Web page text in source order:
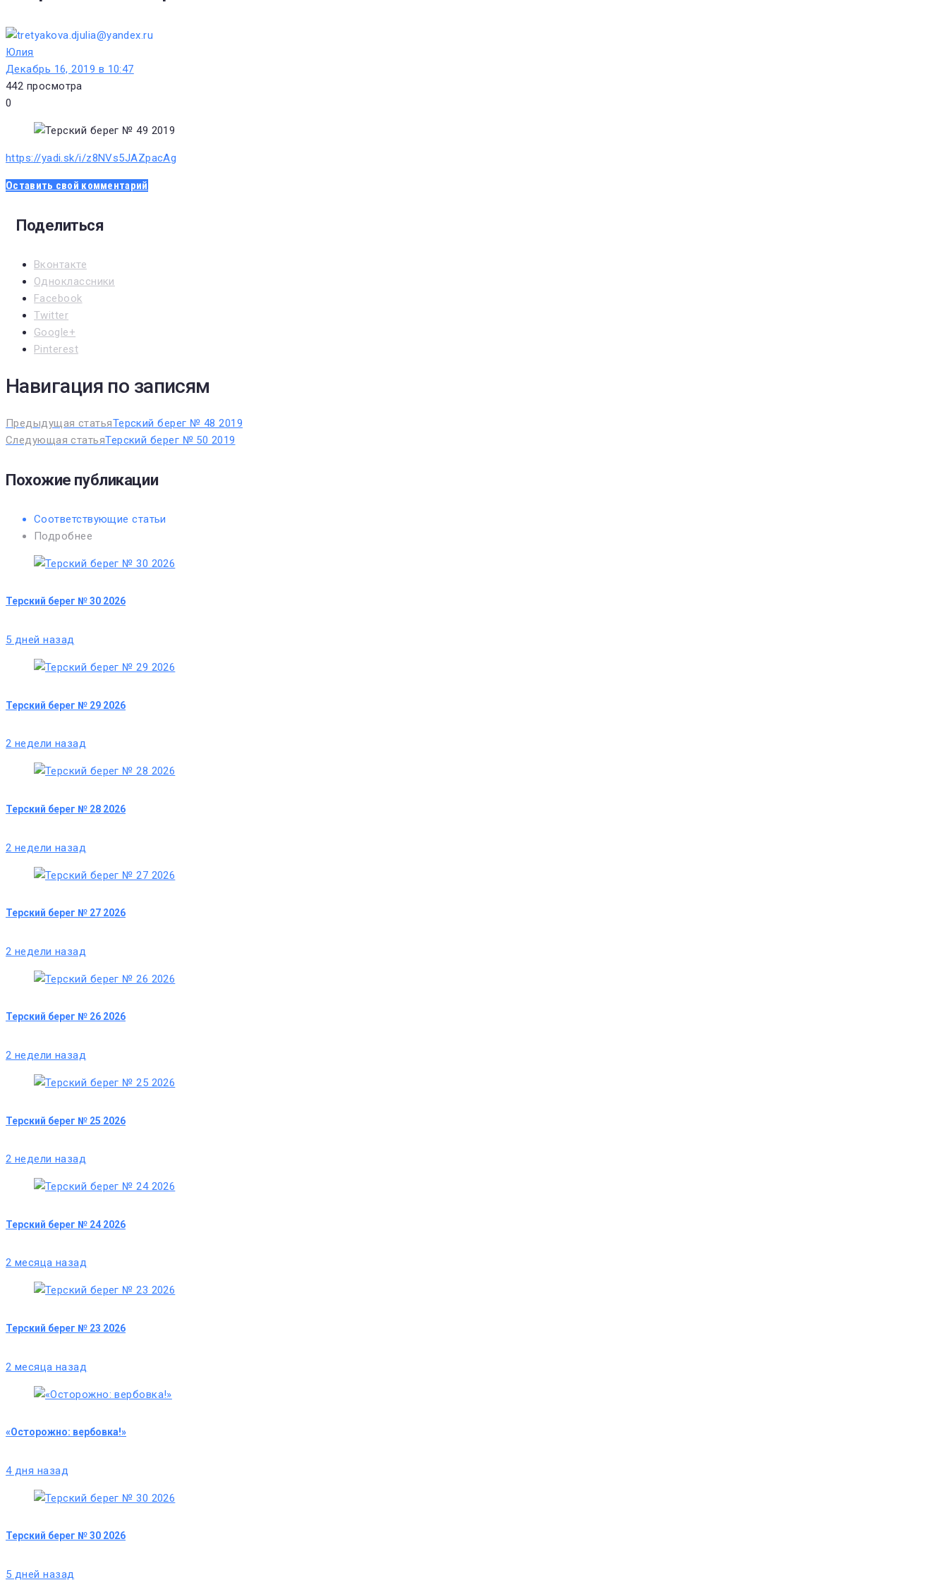
Юлия
Декабрь 16, 2019 в 10:47
442 просмотра
0
https://yadi.sk/i/z8NVs5JAZpacAg
Оставить свой комментарий
Поделиться
Вконтакте
Одноклассники
Facebook
Twitter
Google+
Pinterest
Навигация по записям
Предыдущая статьяТерский берег № 48 2019
Следующая статьяТерский берег № 50 2019
Похожие публикации
Соответствующие статьи
Подробнее
Терский берег № 30 2026
5 дней назад
Терский берег № 29 2026
2 недели назад
Терский берег № 28 2026
2 недели назад
Терский берег № 27 2026
2 недели назад
Терский берег № 26 2026
2 недели назад
Терский берег № 25 2026
2 недели назад
Терский берег № 24 2026
2 месяца назад
Терский берег № 23 2026
2 месяца назад
«Осторожно: вербовка!»
4 дня назад
Терский берег № 30 2026
5 дней назад